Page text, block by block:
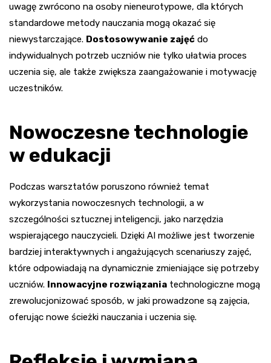
uwagę zwrócono na osoby nieneurotypowe, dla których
standardowe metody nauczania mogą okazać się
niewystarczające. Dostosowywanie zajęć do
indywidualnych potrzeb uczniów nie tylko ułatwia proces
uczenia się, ale także zwiększa zaangażowanie i motywację
uczestników.
Nowoczesne technologie
w edukacji
Podczas warsztatów poruszono również temat
wykorzystania nowoczesnych technologii, a w
szczególności sztucznej inteligencji, jako narzędzia
wspierającego nauczycieli. Dzięki AI możliwe jest tworzenie
bardziej interaktywnych i angażujących scenariuszy zajęć,
które odpowiadają na dynamicznie zmieniające się potrzeby
uczniów. Innowacyjne rozwiązania technologiczne mogą
zrewolucjonizować sposób, w jaki prowadzone są zajęcia,
oferując nowe ścieżki nauczania i uczenia się.